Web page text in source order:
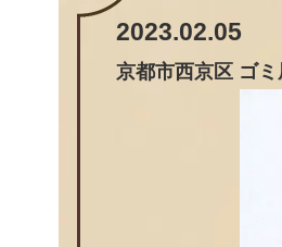
2023.02.05
京都市西京区 ゴ